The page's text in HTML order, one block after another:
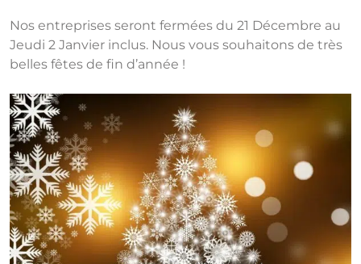
Nos entreprises seront fermées du 21 Décembre au
Jeudi 2 Janvier inclus. Nous vous souhaitons de très
belles fêtes de fin d’année !